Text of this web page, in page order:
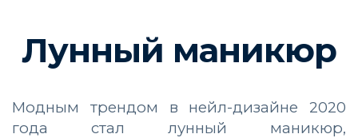
Лунный маникюр
Модным трендом в нейл-дизайне 2020
года стал лунный маникюр,